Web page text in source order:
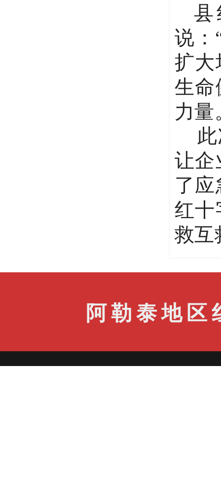
说：
扩大
生命
力量
此
让企
了
红十
救互
阿勒泰地区